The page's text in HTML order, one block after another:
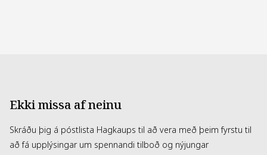
Ekki missa af neinu
Skráðu þig á póstlista Hagkaups til að vera með þeim fyrstu til
að fá upplýsingar um spennandi tilboð og nýjungar